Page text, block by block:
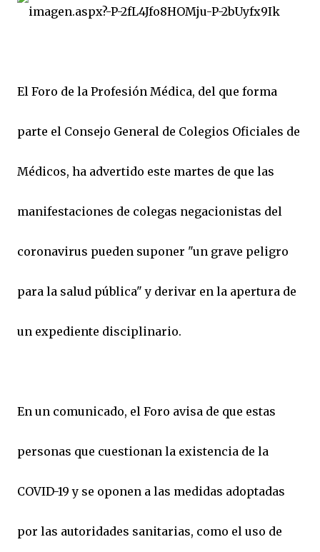
El Foro de la Profesión Médica, del que forma
parte el Consejo General de Colegios Oficiales de
Médicos, ha advertido este martes de que las
manifestaciones de colegas negacionistas del
coronavirus pueden suponer "un grave peligro
para la salud pública" y derivar en la apertura de
un expediente disciplinario.
En un comunicado, el Foro avisa de que estas
personas que cuestionan la existencia de la
COVID-19 y se oponen a las medidas adoptadas
por las autoridades sanitarias, como el uso de